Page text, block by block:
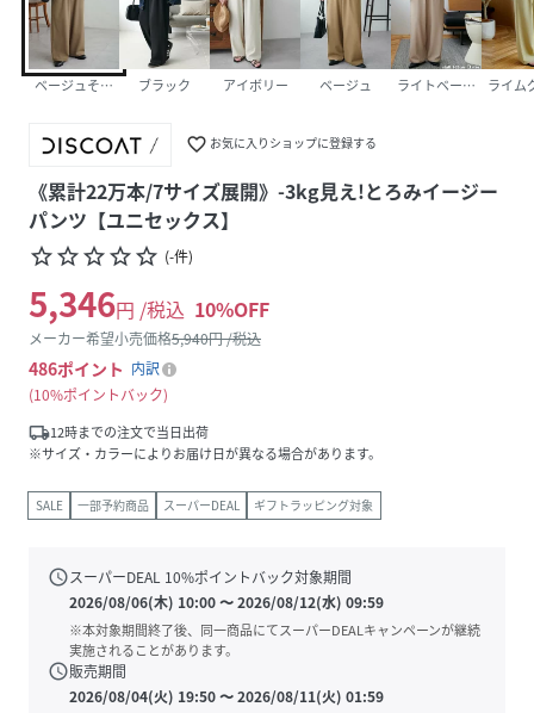
ベージュその他1 ブラック アイボリー ベージュ ライトベージュ ライム
favorite_border お気に入りショップに登録する
《累計22万本/7サイズ展開》-3kg見え!とろみイージー
パンツ【ユニセックス】
star_borderstar_borderstar_borderstar_borderstar_border (-件)
5,346円 /税込 10%OFF
メーカー希望小売価格5,940円 /税込
486ポイント 内訳
10%ポイントバック
local_shipping12時までの注文で当日出荷
※サイズ・カラーによりお届け日が異なる場合があります。
SALE 一部予約商品 スーパーDEAL ギフトラッピング対象
scheduleスーパーDEAL 10%ポイントバック対象期間
2026/08/06(木) 10:00〜2026/08/12(水) 09:59
※本対象期間終了後、同一商品にてスーパーDEALキャンペーンが継続
実施されることがあります。
schedule販売期間
2026/08/04(火) 19:50〜2026/08/11(火) 01:59